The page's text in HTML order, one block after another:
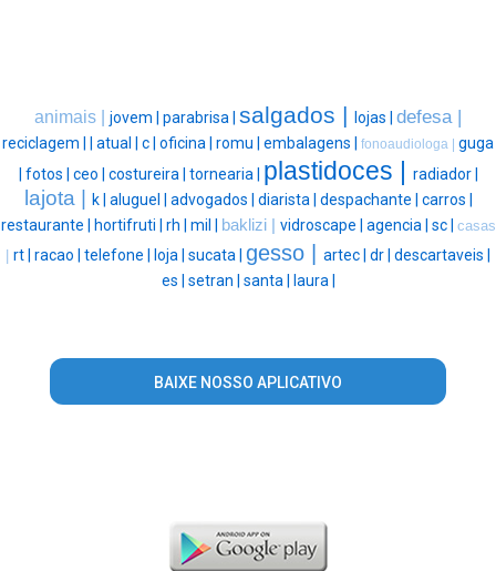
animais | jovem | parabrisa | salgados | lojas | defesa |
reciclagem | atual | c | oficina | romu | embalagens | fonoaudiologa | guga
fotos | ceo | costureira | tornearia | plastidoces | radiador |
lajota | k | aluguel | advogados | diarista | despachante | carros |
restaurante |
hortifruti | rh | mil | baklizi | vidroscape | agencia | sc | casas
| rt | racao | telefone | loja | sucata | gesso | artec | dr | descartaveis |
es | setran | santa | laura |
BAIXE NOSSO APLICATIVO